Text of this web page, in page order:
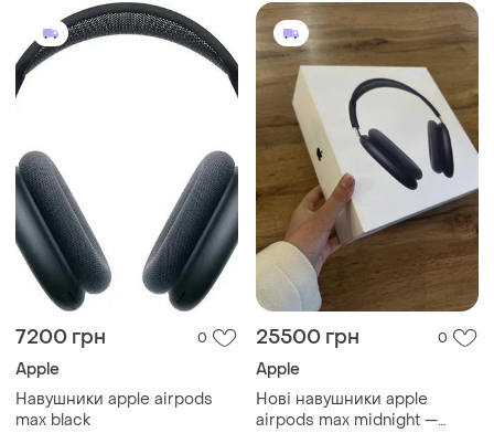
5.200грн
7200 грн 0
Apple
Навушники apple airpods
max black
25500 грн 0
Apple
Нові навушники apple
airpods max midnight —